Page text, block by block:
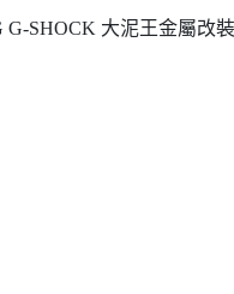
G-SHOCK 大泥王金屬改